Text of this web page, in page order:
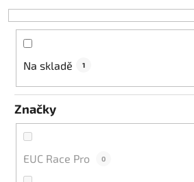
o
d
ů
Na skladě 1
Značky
EUC Race Pro 0